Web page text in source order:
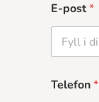
E-post*
Telefon*